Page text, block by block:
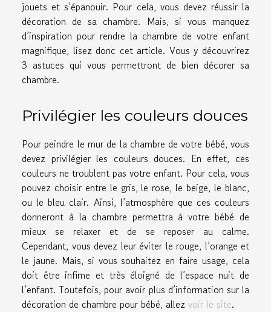
jouets et s’épanouir. Pour cela, vous devez réussir la
décoration de sa chambre. Mais, si vous manquez
d’inspiration pour rendre la chambre de votre enfant
magnifique, lisez donc cet article. Vous y découvrirez
3 astuces qui vous permettront de bien décorer sa
chambre.
Privilégier les couleurs douces
Pour peindre le mur de la chambre de votre bébé, vous
devez privilégier les couleurs douces. En effet, ces
couleurs ne troublent pas votre enfant. Pour cela, vous
pouvez choisir entre le gris, le rose, le beige, le blanc,
ou le bleu clair. Ainsi, l’atmosphère que ces couleurs
donneront à la chambre permettra à votre bébé de
mieux se relaxer et de se reposer au calme.
Cependant, vous devez leur éviter le rouge, l’orange et
le jaune. Mais, si vous souhaitez en faire usage, cela
doit être infime et très éloigné de l’espace nuit de
l’enfant. Toutefois, pour avoir plus d’information sur la
décoration de chambre pour bébé, allez voir le site.